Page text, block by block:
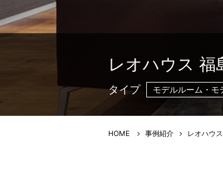
レオハウス 福
タイプ モデルルーム・モ
HOME 事例紹介 レオハウ